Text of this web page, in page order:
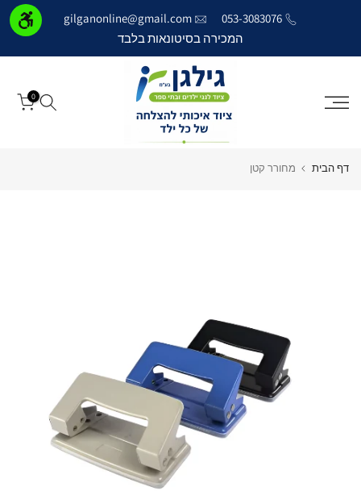
053-3083076
gilganonline@gmail.com
המכירה בסיטונאות בלבד
0
דף הבית מחורר קטן